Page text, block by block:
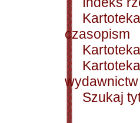
Kartoteka
czasopism
Kartoteka
wydawnictw
Szukaj